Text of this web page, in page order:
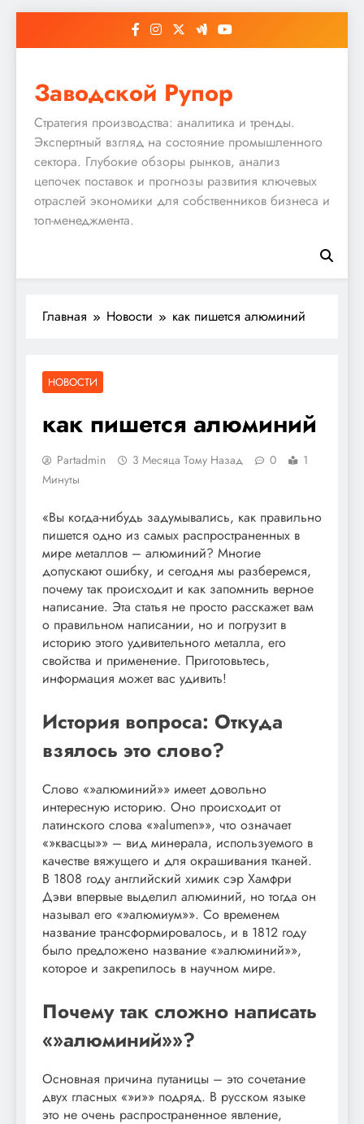
Заводской Рупор
Стратегия производства: аналитика и тренды.
Экспертный взгляд на состояние промышленного
сектора. Глубокие обзоры рынков, анализ
цепочек поставок и прогнозы развития ключевых
отраслей экономики для собственников бизнеса и
топ-менеджмента.
Главная Новости как пишется алюминий
НОВОСТИ
как пишется алюминий
Partadmin 3 Месяца Тому Назад 0
1
Минуты
«Вы когда-нибудь задумывались, как правильно
пишется одно из самых распространенных в
мире металлов – алюминий? Многие
допускают ошибку, и сегодня мы разберемся,
почему так происходит и как запомнить верное
написание. Эта статья не просто расскажет вам
о правильном написании, но и погрузит в
историю этого удивительного металла, его
свойства и применение. Приготовьтесь,
информация может вас удивить!
История вопроса: Откуда
взялось это слово?
Слово «»алюминий»» имеет довольно
интересную историю. Оно происходит от
латинского слова «»alumen»», что означает
«»квасцы»» – вид минерала, используемого в
качестве вяжущего и для окрашивания тканей.
В 1808 году английский химик сэр Хамфри
Дэви впервые выделил алюминий, но тогда он
называл его «»алюмиум»». Со временем
название трансформировалось, и в 1812 году
было предложено название «»алюминий»»,
которое и закрепилось в научном мире.
Почему так сложно написать
«»алюминий»»?
Основная причина путаницы – это сочетание
двух гласных «»и»» подряд. В русском языке
это не очень распространенное явление,